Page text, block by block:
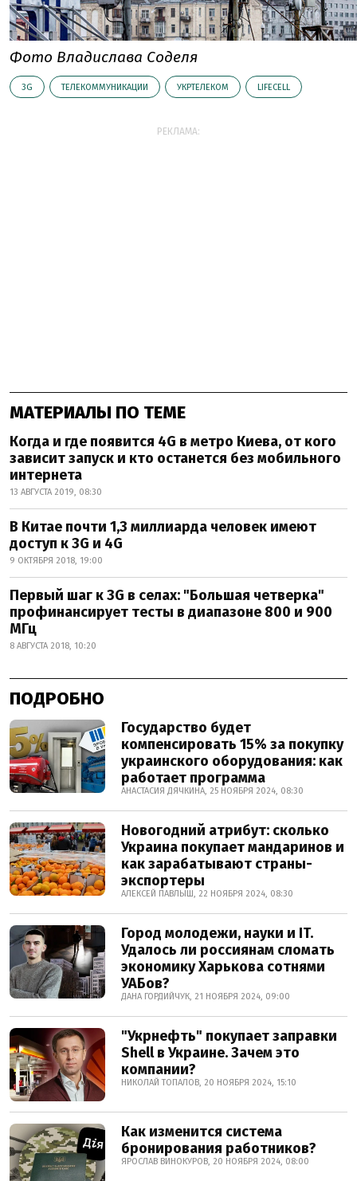
Фото Владислава Соделя
3G ТЕЛЕКОММУНИКАЦИИ УКРТЕЛЕКОМ LIFECELL
РЕКЛАМА:
МАТЕРИАЛЫ ПО ТЕМЕ
Когда и где появится 4G в метро Киева, от кого
зависит запуск и кто останется без мобильного
интернета
13 АВГУСТА 2019, 08:30
В Китае почти 1,3 миллиарда человек имеют
доступ к 3G и 4G
9 ОКТЯБРЯ 2018, 19:00
Первый шаг к 3G в селах: "Большая четверка"
профинансирует тесты в диапазоне 800 и 900
МГц
8 АВГУСТА 2018, 10:20
ПОДРОБНО
Государство будет
компенсировать 15% за покупку
украинского оборудования: как
работает программа
АНАСТАСИЯ ДЯЧКИНА, 25 НОЯБРЯ 2024, 08:30
Новогодний атрибут: сколько
Украина покупает мандаринов и
как зарабатывают страны-
экспортеры
АЛЕКСЕЙ ПАВЛЫШ, 22 НОЯБРЯ 2024, 08:30
Город молодежи, науки и IT.
Удалось ли россиянам сломать
экономику Харькова сотнями
УАБов?
ДАНА ГОРДИЙЧУК, 21 НОЯБРЯ 2024, 09:00
"Укрнефть" покупает заправки
Shell в Украине. Зачем это
компании?
НИКОЛАЙ ТОПАЛОВ, 20 НОЯБРЯ 2024, 15:10
Как изменится система
бронирования работников?
ЯРОСЛАВ ВИНОКУРОВ, 20 НОЯБРЯ 2024, 08:00